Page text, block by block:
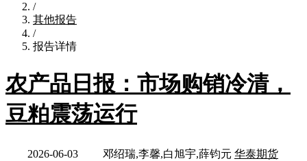
/
其他报告
/
报告详情
农产品日报：市场购销冷清，
豆粕震荡运行
2026-06-03 邓绍瑞,李馨,白旭宇,薛钧元 华泰期货